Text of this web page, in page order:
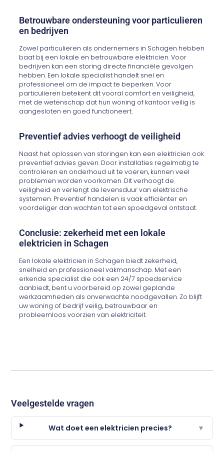
Betrouwbare ondersteuning voor particulieren
en bedrijven
Zowel particulieren als ondernemers in Schagen hebben
baat bij een lokale en betrouwbare elektricien. Voor
bedrijven kan een storing directe financiële gevolgen
hebben. Een lokale specialist handelt snel en
professioneel om de impact te beperken. Voor
particulieren betekent dit vooral comfort en veiligheid,
met de wetenschap dat hun woning of kantoor veilig is
aangesloten en goed functioneert.
Preventief advies verhoogt de veiligheid
Naast het oplossen van storingen kan een elektricien ook
preventief advies geven. Door installaties regelmatig te
controleren en onderhoud uit te voeren, kunnen veel
problemen worden voorkomen. Dit verhoogt de
veiligheid en verlengt de levensduur van elektrische
systemen. Preventief handelen is vaak efficiënter en
voordeliger dan wachten tot een spoedgeval ontstaat.
Conclusie: zekerheid met een lokale
elektricien in Schagen
Een lokale elektricien in Schagen biedt zekerheid,
snelheid en professioneel vakmanschap. Met een
erkende specialist die ook een 24/7 spoedservice
aanbiedt, bent u voorbereid op zowel geplande
werkzaamheden als onverwachte noodgevallen. Zo blijft
uw woning of bedrijf veilig, betrouwbaar en
probleemloos voorzien van elektriciteit.
Veelgestelde vragen
Wat doet een elektricien precies? ▼